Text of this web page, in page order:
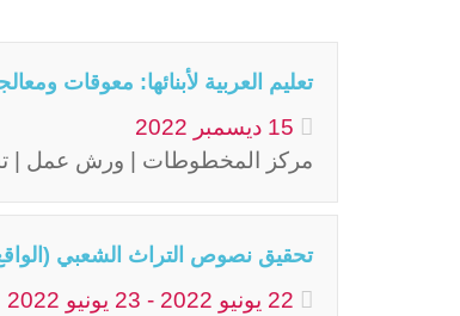
تعليم العربية لأبنائها: معوقات
15 ديسمبر 2022
مركز المخطوطات | ورش عمل |
تحقيق نصوص التراث الشعبي
22 يونيو 2022
-
23 يونيو 2022